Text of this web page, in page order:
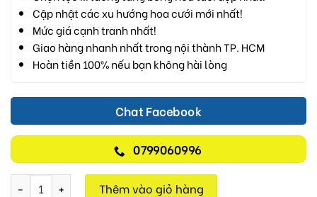
Cập nhật các xu hướng hoa cưới mới nhất!
Mức giá cạnh tranh nhất!
Giao hàng nhanh nhất trong nội thành TP. HCM
Hoàn tiền 100% nếu bạn không hài lòng
Chat Facebook
0799060996
Bó Hoa Cát Tường M237 số lượng
Thêm vào giỏ hàng